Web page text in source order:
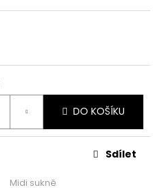
DO KOŠÍKU
Midi sukně
Sdílet